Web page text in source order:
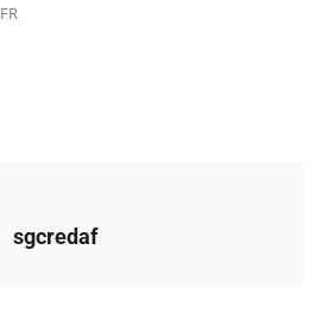
sgcredaf